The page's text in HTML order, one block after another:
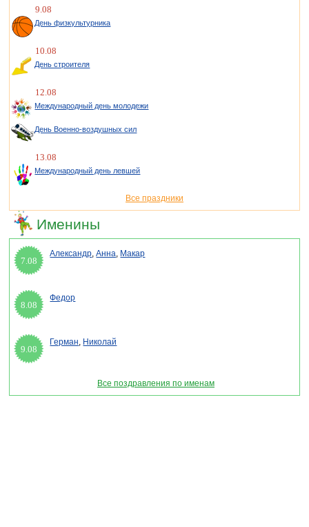
9.08
День физкультурника
10.08
День строителя
12.08
Международный день молодежи
День Военно-воздушных сил
13.08
Международный день левшей
Все праздники
Именины
7.08
Александр,Анна, Макар
8.08
Федор
9.08
Герман, Николай
Все поздравления по именам